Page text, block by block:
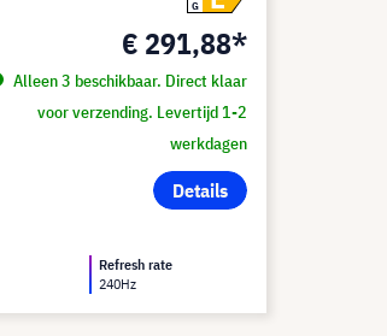
G
€ 291,88*
Alleen 3 beschikbaar. Direct klaar
voor verzending. Levertijd 1-2
werkdagen
Details
Refresh rate
240Hz